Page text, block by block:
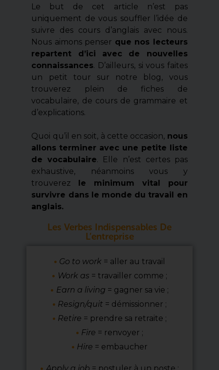
Le but de cet article n’est pas
uniquement de vous souffler l’idée de
suivre des cours d’anglais avec nous.
Nous aimons penser que nos lecteurs
repartent d’ici avec de nouvelles
connaissances. D’ailleurs, si vous faites
un petit tour sur notre blog, vous
trouverez plein de fiches de
vocabulaire, de cours de grammaire et
d’explications.
Quoi qu’il en soit, à cette occasion, nous
allons terminer avec une petite liste
de vocabulaire. Elle n’est certes pas
exhaustive, néanmoins vous y
trouverez
le minimum vital pour
survivre dans le monde du travail en
anglais.
Les Verbes Indispensables De
L’entreprise
Go to work = aller au travail
Work as = travailler comme ;
Earn a living = gagner sa vie ;
Resign/quit = démissionner ;
Retire = prendre sa retraite ;
Fire = renvoyer ;
Hire = embaucher